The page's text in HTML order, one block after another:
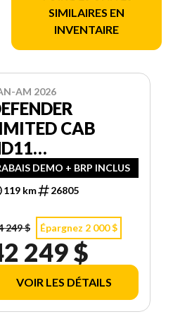
SIMILAIRES EN
INVENTAIRE
AM 2026
CAB
DEMO + BRP INCLUS
119 km
26805
249 $ Épargnez 2 000 $
249 $
VOIR LES DÉTAILS